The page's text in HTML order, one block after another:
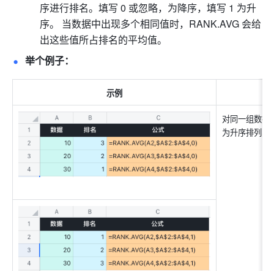
序进行排名。填写 0 或忽略，为降序，填写 1 为升
序。 当数据中出现多个相同值时，RANK.AVG 会给
出这些值所占排名的平均值。
举个例子：
示例
对同一组数据
为升序排列、